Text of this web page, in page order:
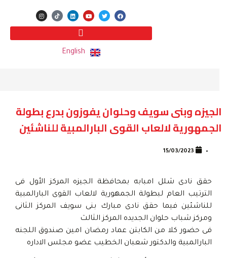
English
الجيزه وبنى سويف وحلوان يفوزون بدرع بطولة
الجمهورية لالعاب القوى البارالمبية للناشئين
15/03/2023
حقق نادى شلل امبابه بمحافظة الجيزه المركز الأول فى
الترتيب العام لبطولة الجمهورية لالعاب القوى البارالمبية
للناشئين فيما حقق نادى مبارك بنى سويف المركز الثانى
ومركز شباب حلوان الجديده المركز الثالث
فى حضور كلا من الكابتن عماد رمضان امين صندوق اللجنه
البارالمبية والدكتور شعبان الخطيب عضو مجلس الاداره